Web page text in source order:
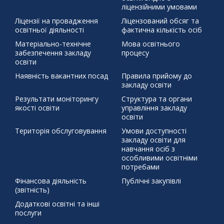
писанка
профорієнтація
тиждень права
ліцензійними умовами
Ліцензії на провадження
освітньої діяльності
Ліцензований обсяг та
фактична кількість осіб
Матеріально-технічне
забезпечення закладу
освіти
Мова освітнього
процесу
Наявність вакантних посад
Правила прийому до
закладу освіти
Результати моніторингу
якості освіти
Структура та органи
управління закладу
освіти
Територія обслуговування
Умови доступності
закладу освіти для
навчання осіб з
особливими освітніми
потребами
Фінансова діяльність
(звітність)
Публічні закупівлі
Додаткові освітні та інші
послуги